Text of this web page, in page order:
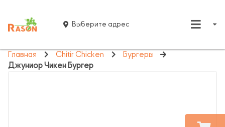
Выберите адрес
Главная Chitir Chicken
Бургеры
Джуниор Чикен Бургер